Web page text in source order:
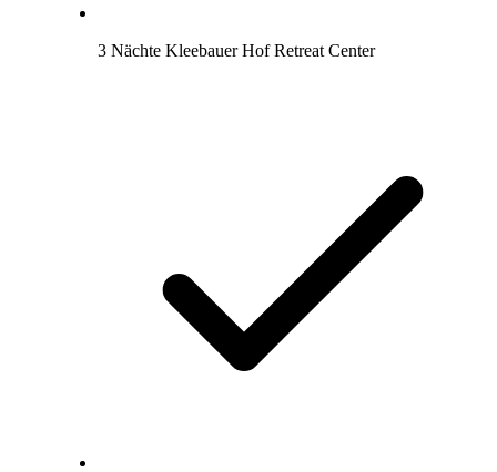
3 Nächte Kleebauer Hof Retreat Center